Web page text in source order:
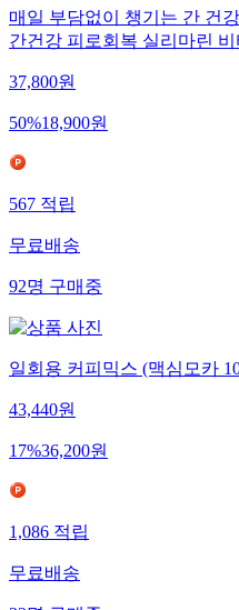
매일 부담없이 챙기는 간 건
간건강 피로회복 실리마린
37,800원
50%18,900원
567적립
무료배송
92명구매중
일회용 커피믹스 (맥심모카
43,440원
17%36,200원
1,086적립
무료배송